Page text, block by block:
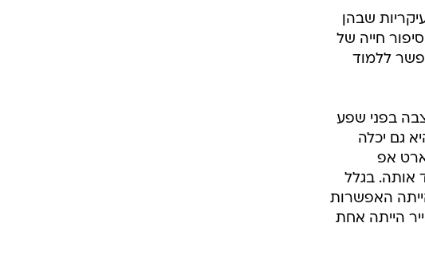
שבהן
חייה של
ללמוד
בפני שפע
גם יכלה
אפ
אותה. בגלל
האפשרות
הייתה אחת